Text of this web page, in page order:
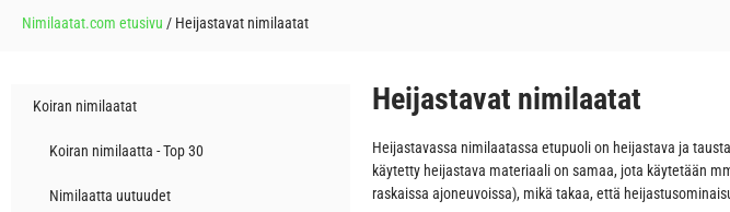
Nimilaatat.com etusivu / Heijastavat nimilaatat
Koiran nimilaatat
Koiran nimilaatta - Top 30
Nimilaatta uutuudet
Heijastavat nimilaatat
Heijastavassa nimilaatassa etupuoli on heijastava ja
käytetty heijastava materiaali on samaa, jota käytetään
raskaissa ajoneuvoissa), mikä takaa, että